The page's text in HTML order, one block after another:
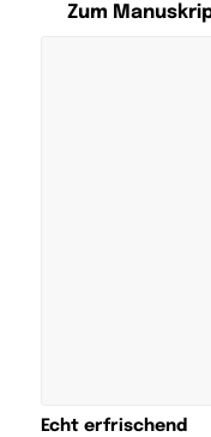
Zum
Echt erfrischend